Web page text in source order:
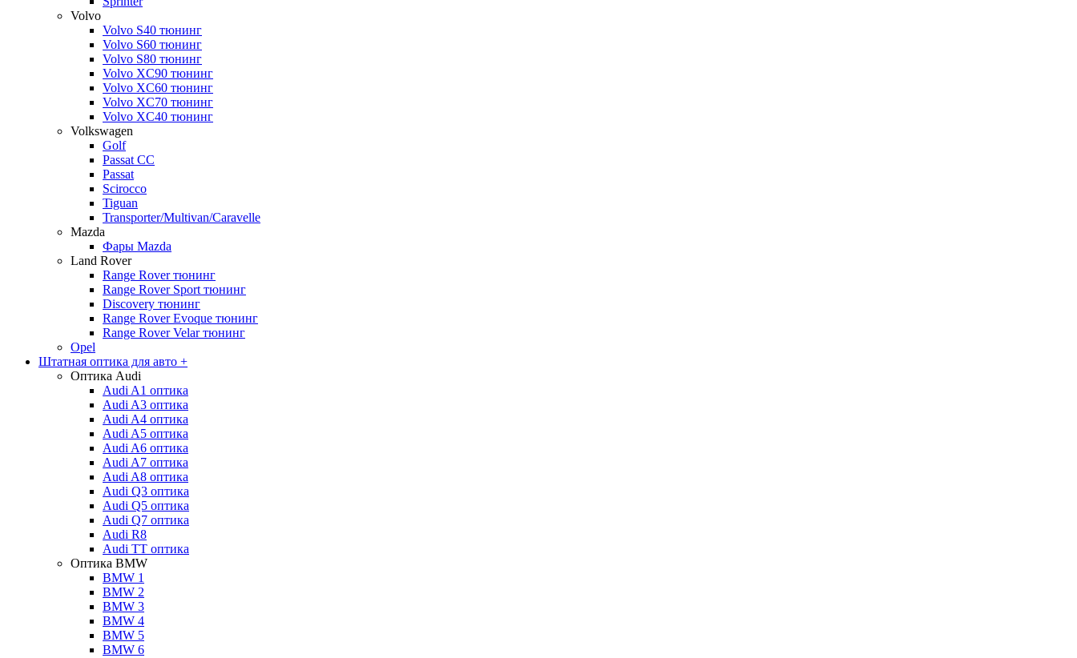
Volvo
Volvo S40 тюнинг
Volvo S60 тюнинг
Volvo S80 тюнинг
Volvo XC90 тюнинг
Volvo XC60 тюнинг
Volvo XC70 тюнинг
Volvo XC40 тюнинг
Volkswagen
Golf
Passat CC
Passat
Scirocco
Tiguan
Transporter/Multivan/Caravelle
Mazda
Фары Mazda
Land Rover
Range Rover тюнинг
Range Rover Sport тюнинг
Discovery тюнинг
Range Rover Evoque тюнинг
Range Rover Velar тюнинг
Opel
Штатная оптика для авто +
Оптика Audi
Audi A1 оптика
Audi A3 оптика
Audi A4 оптика
Audi A5 оптика
Audi A6 оптика
Audi A7 оптика
Audi A8 оптика
Audi Q3 оптика
Audi Q5 оптика
Audi Q7 оптика
Audi R8
Audi TT оптика
Оптика BMW
BMW 1
BMW 2
BMW 3
BMW 4
BMW 5
BMW 6